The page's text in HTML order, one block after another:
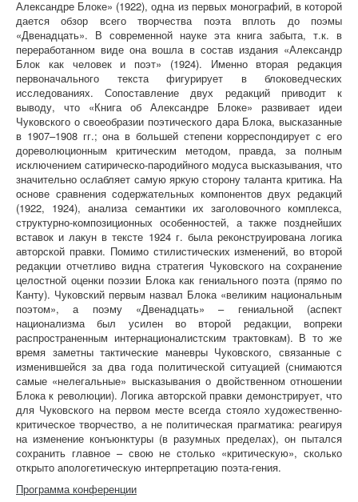
Александре Блоке» (1922), одна из первых монографий, в которой
дается обзор всего творчества поэта вплоть до поэмы
«Двенадцать». В современной науке эта книга забыта, т.к. в
переработанном виде она вошла в состав издания «Александр
Блок как человек и поэт» (1924). Именно вторая редакция
первоначального текста фигурирует в блоковедческих
исследованиях. Сопоставление двух редакций приводит к
выводу, что «Книга об Александре Блоке» развивает идеи
Чуковского о своеобразии поэтического дара Блока, высказанные
в 1907–1908 гг.; она в большей степени корреспондирует с его
дореволюционным критическим методом, правда, за полным
исключением сатирическо-пародийного модуса высказывания, что
значительно ослабляет самую яркую сторону таланта критика. На
основе сравнения содержательных компонентов двух редакций
(1922, 1924), анализа семантики их заголовочного комплекса,
структурно-композиционных особенностей, а также позднейших
вставок и лакун в тексте 1924 г. была реконструирована логика
авторской правки. Помимо стилистических изменений, во второй
редакции отчетливо видна стратегия Чуковского на сохранение
целостной оценки поэзии Блока как гениального поэта (прямо по
Канту). Чуковский первым назвал Блока «великим национальным
поэтом», а поэму «Двенадцать» – гениальной (аспект
национализма был усилен во второй редакции, вопреки
распространенным интернационалистским трактовкам). В то же
время заметны тактические маневры Чуковского, связанные с
изменившейся за два года политической ситуацией (снимаются
самые «нелегальные» высказывания о двойственном отношении
Блока к революции). Логика авторской правки демонстрирует, что
для Чуковского на первом месте всегда стояло художественно-
критическое творчество, а не политическая прагматика: реагируя
на изменение конъюнктуры (в разумных пределах), он пытался
сохранить главное – свою не столько «критическую», сколько
открыто апологетическую интерпретацию поэта-гения.
Программа конференции